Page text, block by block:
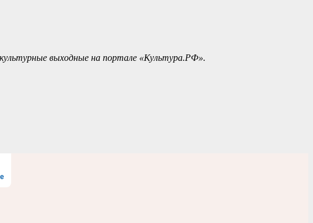
выходные на портале «Культура.РФ».